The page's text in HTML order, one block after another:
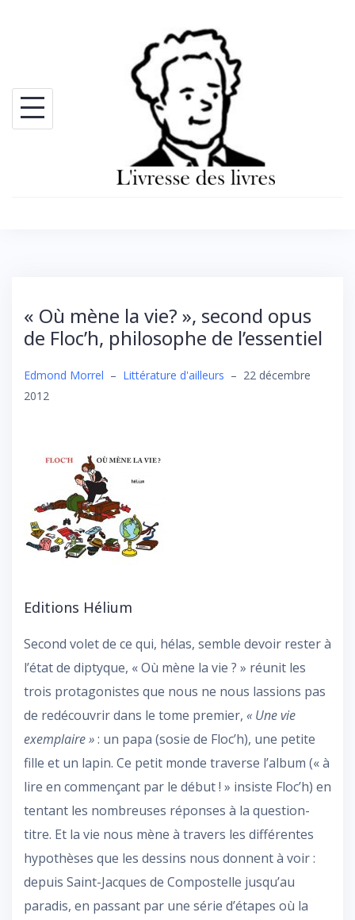
« Où mène la vie? », second opus
de Floc’h, philosophe de l’essentiel
Edmond Morrel – Littérature d'ailleurs – 22 décembre
2012
Editions Hélium
Second volet de ce qui, hélas, semble devoir rester à
l’état de diptyque, « Où mène la vie ? » réunit les
trois protagonistes que nous ne nous lassions pas
de redécouvrir dans le tome premier, « Une vie
exemplaire »: un papa (sosie de Floc’h), une petite
fille et un lapin. Ce petit monde traverse l’album (« à
lire en commençant par le début ! » insiste Floc’h) en
tentant les nombreuses réponses à la question-
titre. Et la vie nous mène à travers les différentes
hypothèses que les dessins nous donnent à voir :
depuis Saint-Jacques de Compostelle jusqu’au
paradis, en passant par une série d’étapes où la